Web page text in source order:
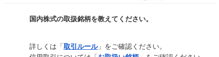
国内株式の取扱銘柄を教えてください。
詳しくは「取引ルール」をご確認ください。